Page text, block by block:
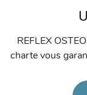
REFLEX
charte vous